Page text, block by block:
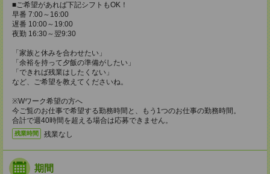
■ご希望があれば下記シフトもOK！
早番 7:00～16:00
遅番 10:00～19:00
夜勤 16:30～翌9:30
「家族と休みを合わせたい」
「余裕を持って夕飯の準備がしたい」
「できれば残業はしたくない」
など、ご希望を教えてくださいね。
※Wワーク希望の方へ
今ご覧のお仕事で希望する勤務時間と、もう1つのお仕事の勤務時間。
合計で週40時間を超える場合は応募できません。
残業時間 残業なし
期間